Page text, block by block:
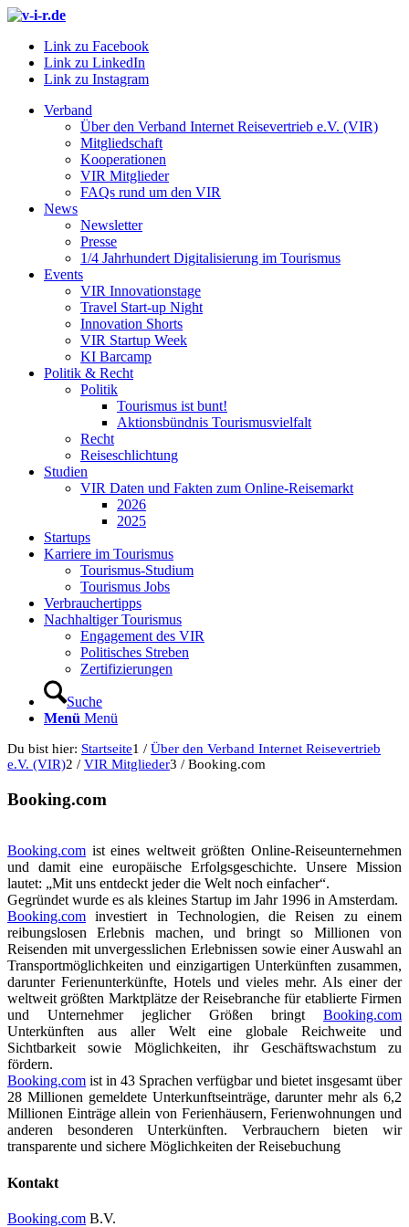
Link zu Facebook
Link zu LinkedIn
Link zu Instagram
Verband
Über den Verband Internet Reisevertrieb e.V. (VIR)
Mitgliedschaft
Kooperationen
VIR Mitglieder
FAQs rund um den VIR
News
Newsletter
Presse
1/4 Jahrhundert Digitalisierung im Tourismus
Events
VIR Innovationstage
Travel Start-up Night
Innovation Shorts
VIR Startup Week
KI Barcamp
Politik & Recht
Politik
Tourismus ist bunt!
Aktionsbündnis Tourismusvielfalt
Recht
Reiseschlichtung
Studien
VIR Daten und Fakten zum Online-Reisemarkt
2026
2025
Startups
Karriere im Tourismus
Tourismus-Studium
Tourismus Jobs
Verbrauchertipps
Nachhaltiger Tourismus
Engagement des VIR
Politisches Streben
Zertifizierungen
Suche
Menü Menü
Du bist hier: Startseite1 / Über den Verband Internet Reisevertrieb
e.V. (VIR)2 / VIR Mitglieder3 / Booking.com
Booking.com
Booking.com ist eines weltweit größten Online-Reiseunternehmen
und damit eine europäische Erfolgsgeschichte. Unsere Mission
lautet: „Mit uns entdeckt jeder die Welt noch einfacher“.
Gegründet wurde es als kleines Startup im Jahr 1996 in Amsterdam.
Booking.com investiert in Technologien, die Reisen zu einem
reibungslosen Erlebnis machen, und bringt so Millionen von
Reisenden mit unvergesslichen Erlebnissen sowie einer Auswahl an
Transportmöglichkeiten und einzigartigen Unterkünften zusammen,
darunter Ferienunterkünfte, Hotels und vieles mehr. Als einer der
weltweit größten Marktplätze der Reisebranche für etablierte Firmen
und Unternehmer jeglicher Größen bringt Booking.com
Unterkünften aus aller Welt eine globale Reichweite und
Sichtbarkeit sowie Möglichkeiten, ihr Geschäftswachstum zu
fördern.
Booking.com ist in 43 Sprachen verfügbar und bietet insgesamt über
28 Millionen gemeldete Unterkunftseinträge, darunter mehr als 6,2
Millionen Einträge allein von Ferienhäusern, Ferienwohnungen und
anderen besonderen Unterkünften. Verbrauchern bieten wir
transparente und sichere Möglichkeiten der Reisebuchung
Kontakt
Booking.com B.V.